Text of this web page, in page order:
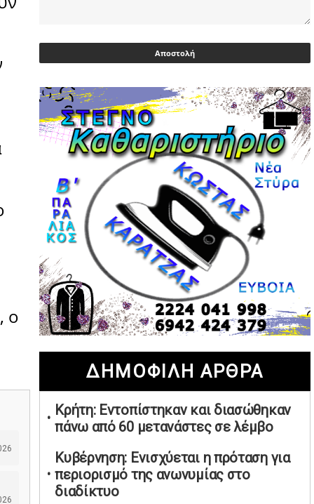
ο
ΠΑΣΟΚ διεκδικεί ρόλο εναλλακτικής
πρότασης εξουσίας
Ακρίβεια: Με λίστα και περιορισμένες
επιλογές οι αγορές των νοικοκυριών
03/05/2026 | 07:59
Υεμένη: Σομαλοί πειρατές στο
πετρελαιοφόρο Eureka
03/05/2026 | 06:40
Αντιδρά μετά από 17 ημέρες νοσηλείας
ο Γιώργος Μυλωνάκης, τον
επισκέφτηκε ο πρωθυπουργός
02/05/2026 | 20:54
Μεντιλίμπαρ: Ξεχωριστό το κλίμα σε
κάθε παιχνίδι ΠΑΟΚ και Ολυμπιακού
02/05/2026 | 20:28
Περιστέρι: Ένταση μεταξύ ανηλίκων
άφησε δύο 15χρονους τραυματίες
Ηνωμένα Αραβικά Εμιράτα: Αίρουν
τους περιορισμούς στον εναέριο χώρο
Η Αθηνά Λινού αφήνει ανοιχτό το
ενδεχόμενο ένταξης στον νέο
ΔΗΜΟΦΙΛΗ ΑΡΘΡΑ
Κρήτη: Εντοπίστηκαν και διασώθηκαν
πάνω από 60 μετανάστες σε λέμβο
Κυβέρνηση: Ενισχύεται η πρόταση για
περιορισμό της ανωνυμίας στο
διαδίκτυο